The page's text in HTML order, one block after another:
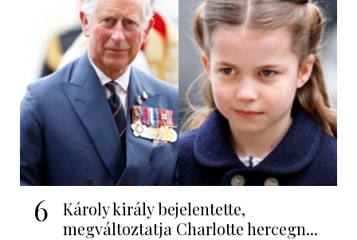
6
Károly király bejelentette,
megváltoztatja Charlotte hercegn...